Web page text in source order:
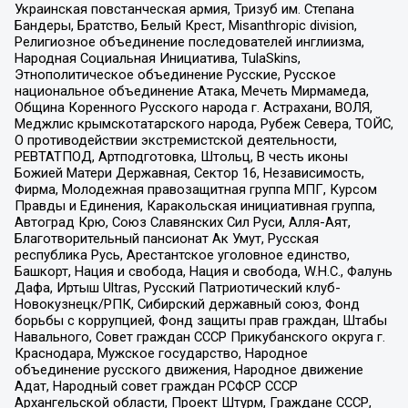
Украинская повстанческая армия, Тризуб им. Степана
Бандеры, Братство, Белый Крест, Misanthropic division,
Религиозное объединение последователей инглиизма,
Народная Социальная Инициатива, TulaSkins,
Этнополитическое объединение Русские, Русское
национальное объединение Атака, Мечеть Мирмамеда,
Община Коренного Русского народа г. Астрахани, ВОЛЯ,
Меджлис крымскотатарского народа, Рубеж Севера, ТОЙС,
О противодействии экстремистской деятельности,
РЕВТАТПОД, Артподготовка, Штольц, В честь иконы
Божией Матери Державная, Сектор 16, Независимость,
Фирма, Молодежная правозащитная группа МПГ, Курсом
Правды и Единения, Каракольская инициативная группа,
Автоград Крю, Союз Славянских Сил Руси, Алля-Аят,
Благотворительный пансионат Ак Умут, Русская
республика Русь, Арестантское уголовное единство,
Башкорт, Нация и свобода, Нация и свобода, W.H.С., Фалунь
Дафа, Иртыш Ultras, Русский Патриотический клуб-
Новокузнецк/РПК, Сибирский державный союз, Фонд
борьбы с коррупцией, Фонд защиты прав граждан, Штабы
Навального, Совет граждан СССР Прикубанского округа г.
Краснодара, Мужское государство, Народное
объединение русского движения, Народное движение
Адат, Народный совет граждан РСФСР СССР
Архангельской области, Проект Штурм, Граждане СССР,